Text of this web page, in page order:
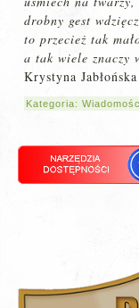
drobny gest
to przecież tak
a tak wiele znaczy
Krystyna
Kategoria: